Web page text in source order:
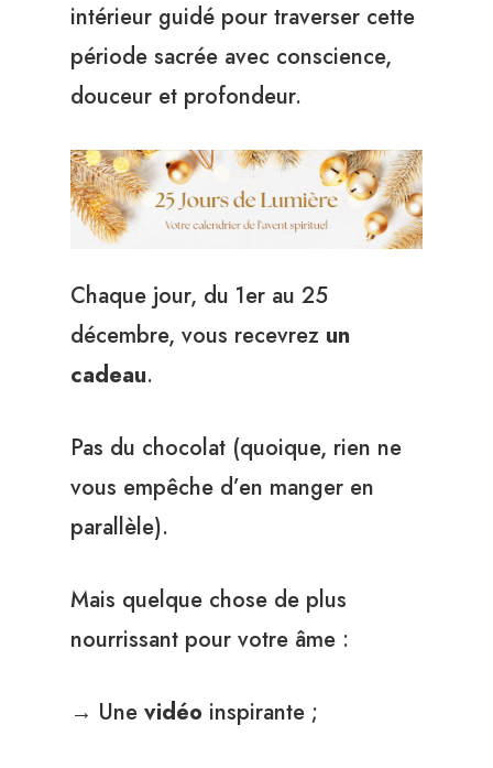
intérieur guidé pour traverser cette
période sacrée avec conscience,
douceur et profondeur.
Chaque jour, du 1er au 25
décembre, vous recevrez un
cadeau.
Pas du chocolat (quoique, rien ne
vous empêche d’en manger en
parallèle).
Mais quelque chose de plus
nourrissant pour votre âme :
→ Une vidéo inspirante ;